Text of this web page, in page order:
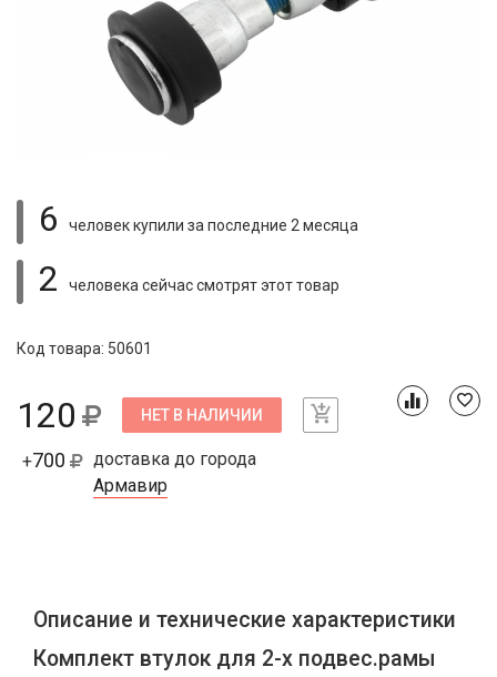
6 человек купили за последние 2 месяца
2 человека сейчас смотрятэтот товар
Код товара: 50601
120 НЕТ В НАЛИЧИИ
+700
доставка до города
Армавир
Описание и технические характеристики
Комплект втулок для 2-х подвес.рамы